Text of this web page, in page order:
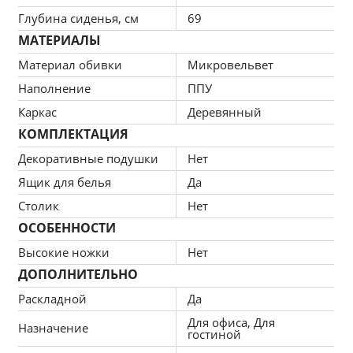
Гипоаллергенность и экологичность
Комбинация таких слоев для дивана отличается
гипоаллергенностью, безопасностью для
здоровья и экологичностью. Дополнительная
обработка добавляет противогрибковых и
антибактериальных свойств.
Воздухопроницаемость
Отличная воздухопроницаемость сохраняет
высокие характеристики изделия, препятствует
скапливанию влаги. Уход прост благодаря
качественной ткани.
Стойкость к деформации и эластичность
Отличная эластичность и устойчивость к
деформации – гарантия легкого и быстрого
восстановления формы после сидения.
Конструкция приспосабливается под контур
Глубина сиденья, см
69
МАТЕРИАЛЫ
Материал обивки
Микровельвет
Наполнение
ППУ
Каркас
Деревянный
КОМПЛЕКТАЦИЯ
Декоративные подушки
Нет
Ящик для белья
Да
Столик
Нет
ОСОБЕННОСТИ
Высокие ножки Нет
ДОПОЛНИТЕЛЬНО
Раскладной
Да
Назначение
Для офиса, Для
гостиной